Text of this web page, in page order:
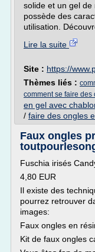
solide et un gel
possède des
utilisation.
Lire la suite
Site : https://
Thèmes liés :
comment se faire des
en gel avec
/ faire des ongles
Faux ongles
Fuschia irisés
4,80 EUR
Il existe des
pourrez retrouver
images:
Faux ongles en
Kit de faux ongles